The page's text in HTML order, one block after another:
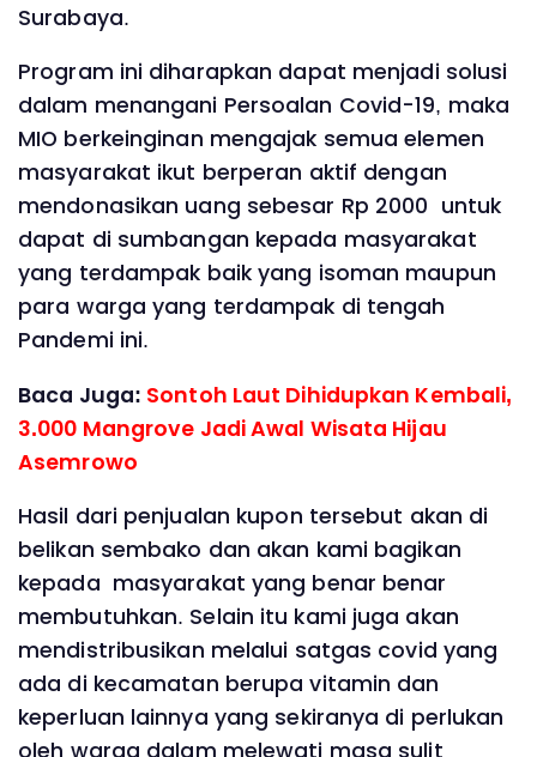
Surabaya.
Program ini diharapkan dapat menjadi solusi
dalam menangani Persoalan Covid-19, maka
MIO berkeinginan mengajak semua elemen
masyarakat ikut berperan aktif dengan
mendonasikan uang sebesar Rp 2000 untuk
dapat di sumbangan kepada masyarakat
yang terdampak baik yang isoman maupun
para warga yang terdampak di tengah
Pandemi ini.
Baca Juga: Sontoh Laut Dihidupkan Kembali,
3.000 Mangrove Jadi Awal Wisata Hijau
Asemrowo
Hasil dari penjualan kupon tersebut akan di
belikan sembako dan akan kami bagikan
kepada masyarakat yang benar benar
membutuhkan. Selain itu kami juga akan
mendistribusikan melalui satgas covid yang
ada di kecamatan berupa vitamin dan
keperluan lainnya yang sekiranya di perlukan